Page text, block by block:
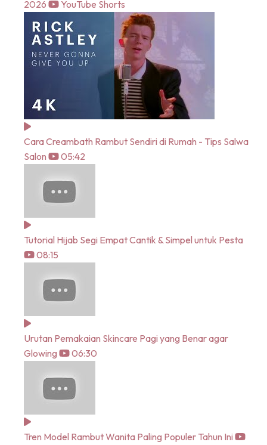
2026
YouTube Shorts
Cara Creambath Rambut Sendiri di Rumah - Tips Salwa
Salon
05:42
Tutorial Hijab Segi Empat Cantik & Simpel untuk Pesta
08:15
Urutan Pemakaian Skincare Pagi yang Benar agar
Glowing
06:30
Tren Model Rambut Wanita Paling Populer Tahun Ini